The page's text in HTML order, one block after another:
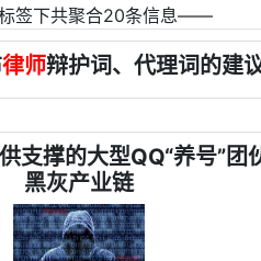
签下共聚合20条信息――
律师辩护词、代理词的建
支撑的大型QQ“养号”团
黑灰产业链